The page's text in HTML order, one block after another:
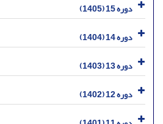
دوره 15 (1405)
دوره 14 (1404)
دوره 13 (1403)
دوره 12 (1402)